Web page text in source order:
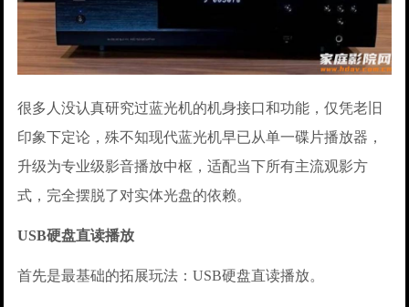
很多人没认真研究过蓝光机的机身接口和功能，仅凭老旧
印象下定论，殊不知现代蓝光机早已从单一碟片播放器，
升级为专业级影音播放中枢，适配当下所有主流观影方
式，完全摆脱了对实体光盘的依赖。
USB硬盘直读播放
首先是最基础的拓展玩法：USB硬盘直读播放。